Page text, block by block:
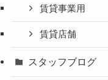
賃貸事業用
賃貸店舗
スタッフブログ